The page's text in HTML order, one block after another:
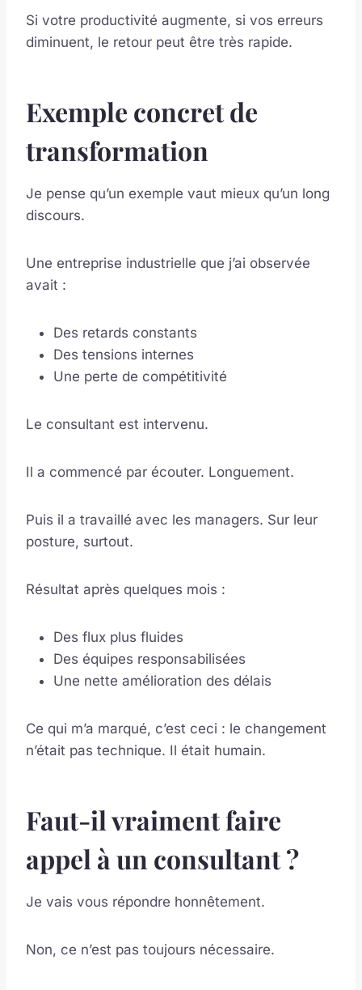
Si votre productivité augmente, si vos erreurs
diminuent, le retour peut être très rapide.
Exemple concret de
transformation
Je pense qu’un exemple vaut mieux qu’un long
discours.
Une entreprise industrielle que j’ai observée
avait :
Des retards constants
Des tensions internes
Une perte de compétitivité
Le consultant est intervenu.
Il a commencé par écouter. Longuement.
Puis il a travaillé avec les managers. Sur leur
posture, surtout.
Résultat après quelques mois :
Des flux plus fluides
Des équipes responsabilisées
Une nette amélioration des délais
Ce qui m’a marqué, c’est ceci : le changement
n’était pas technique. Il était humain.
Faut-il vraiment faire
appel à un consultant ?
Je vais vous répondre honnêtement.
Non, ce n’est pas toujours nécessaire.